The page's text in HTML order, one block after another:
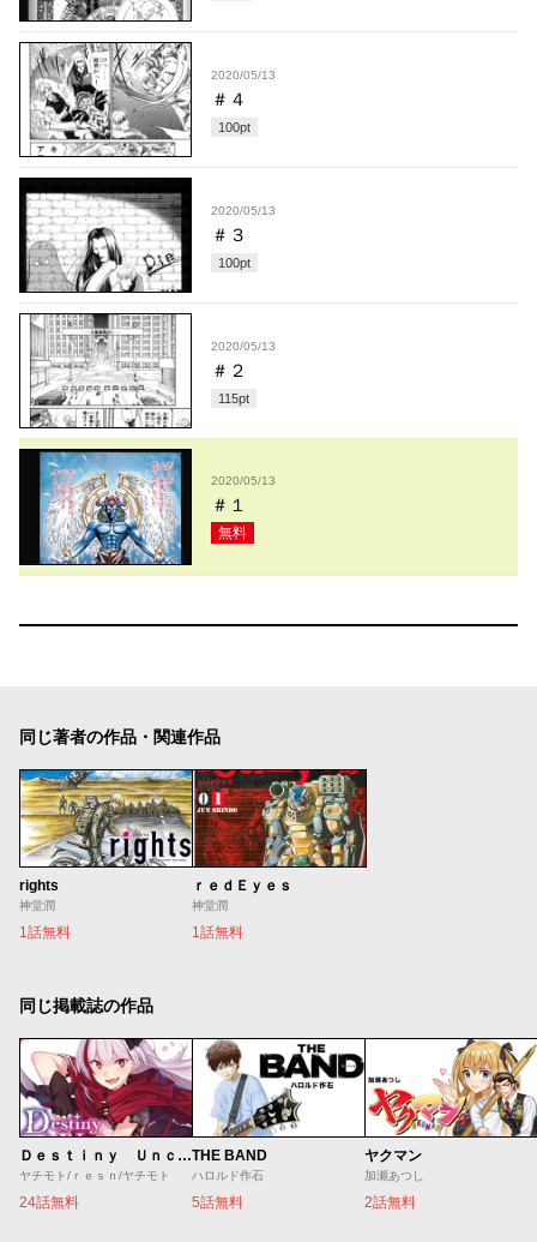
2020/05/13
＃４
100pt
2020/05/13
＃３
100pt
2020/05/13
＃２
115pt
2020/05/13
＃１
無料
同じ著者の作品・関連作品
rights
神堂潤
1話無料
ｒｅｄＥｙｅｓ
神堂潤
1話無料
同じ掲載誌の作品
Ｄｅｓｔｉｎｙ Ｕｎｃｈａｉｎ Ｏｎｌｉｎｅ 吸血鬼少女となって、やがて『赤の魔王』と呼ばれるようになりました
ヤチモト/ｒｅｓｎ/ヤチモト
24話無料
THE BAND
ハロルド作石
5話無料
ヤクマン
加瀬あつし
2話無料